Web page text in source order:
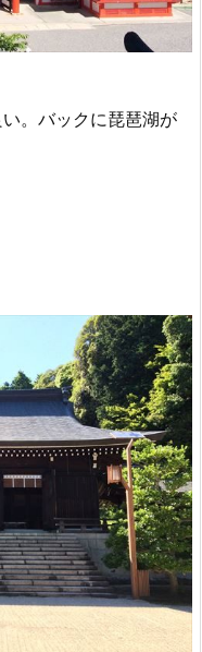
。バックに琵琶湖が